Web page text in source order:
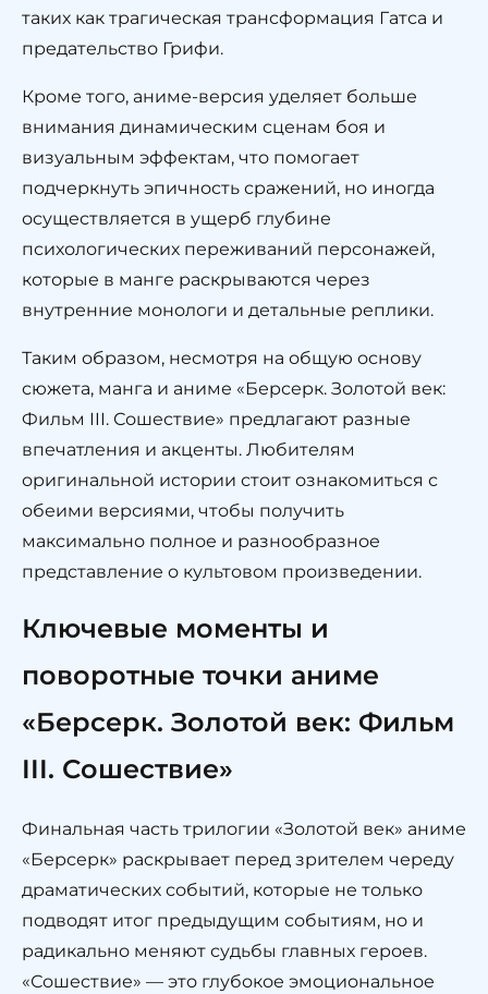
таких как трагическая трансформация Гатса и
предательство Грифи.
Кроме того, аниме-версия уделяет больше
внимания динамическим сценам боя и
визуальным эффектам, что помогает
подчеркнуть эпичность сражений, но иногда
осуществляется в ущерб глубине
психологических переживаний персонажей,
которые в манге раскрываются через
внутренние монологи и детальные реплики.
Таким образом, несмотря на общую основу
сюжета, манга и аниме «Берсерк. Золотой век:
Фильм III. Сошествие» предлагают разные
впечатления и акценты. Любителям
оригинальной истории стоит ознакомиться с
обеими версиями, чтобы получить
максимально полное и разнообразное
представление о культовом произведении.
Ключевые моменты и
поворотные точки аниме
«Берсерк. Золотой век: Фильм
III. Сошествие»
Финальная часть трилогии «Золотой век» аниме
«Берсерк» раскрывает перед зрителем череду
драматических событий, которые не только
подводят итог предыдущим событиям, но и
радикально меняют судьбы главных героев.
«Сошествие» — это глубокое эмоциональное